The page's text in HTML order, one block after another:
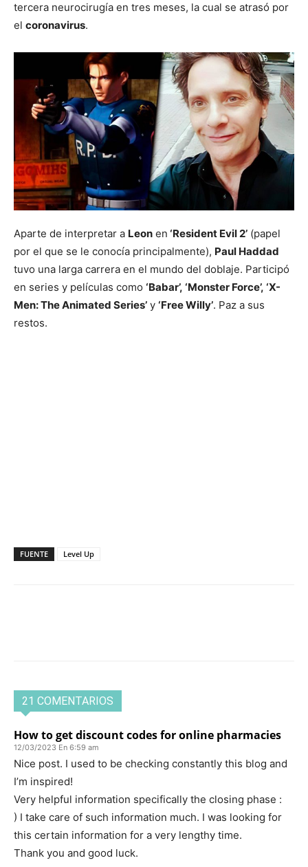
tercera neurocirugía en tres meses, la cual se atrasó por
el coronavirus.
Aparte de interpretar a Leon en ‘Resident Evil 2’ (papel
por el que se le conocía principalmente), Paul Haddad
tuvo una larga carrera en el mundo del doblaje. Participó
en series y películas como ‘Babar’, ‘Monster Force’, ‘X-
Men: The Animated Series’ y ‘Free Willy’. Paz a sus
restos.
FUENTE Level Up
21 COMENTARIOS
How to get discount codes for online pharmacies
12/03/2023 En 6:59 am
Nice post. I used to be checking constantly this blog and
I’m inspired!
Very helpful information specifically the closing phase :
) I take care of such information much. I was looking for
this certain information for a very lengthy time.
Thank you and good luck.